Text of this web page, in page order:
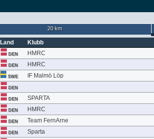
20 km
Land Klubb
DEN HMRC
DEN HMRC
SWE IF Malmö Löp
DEN
DEN SPARTA
DEN HMRC
DEN Team FernArne
DEN Sparta